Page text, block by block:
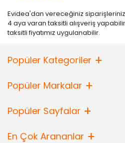
Evidea'dan vereceğiniz
4 aya varan taksitli alışveriş
taksitli fiyatımız uygulanabilir.
Popüler Kategoriler
Popüler Markalar
Popüler Sayfalar
En Çok Arananlar